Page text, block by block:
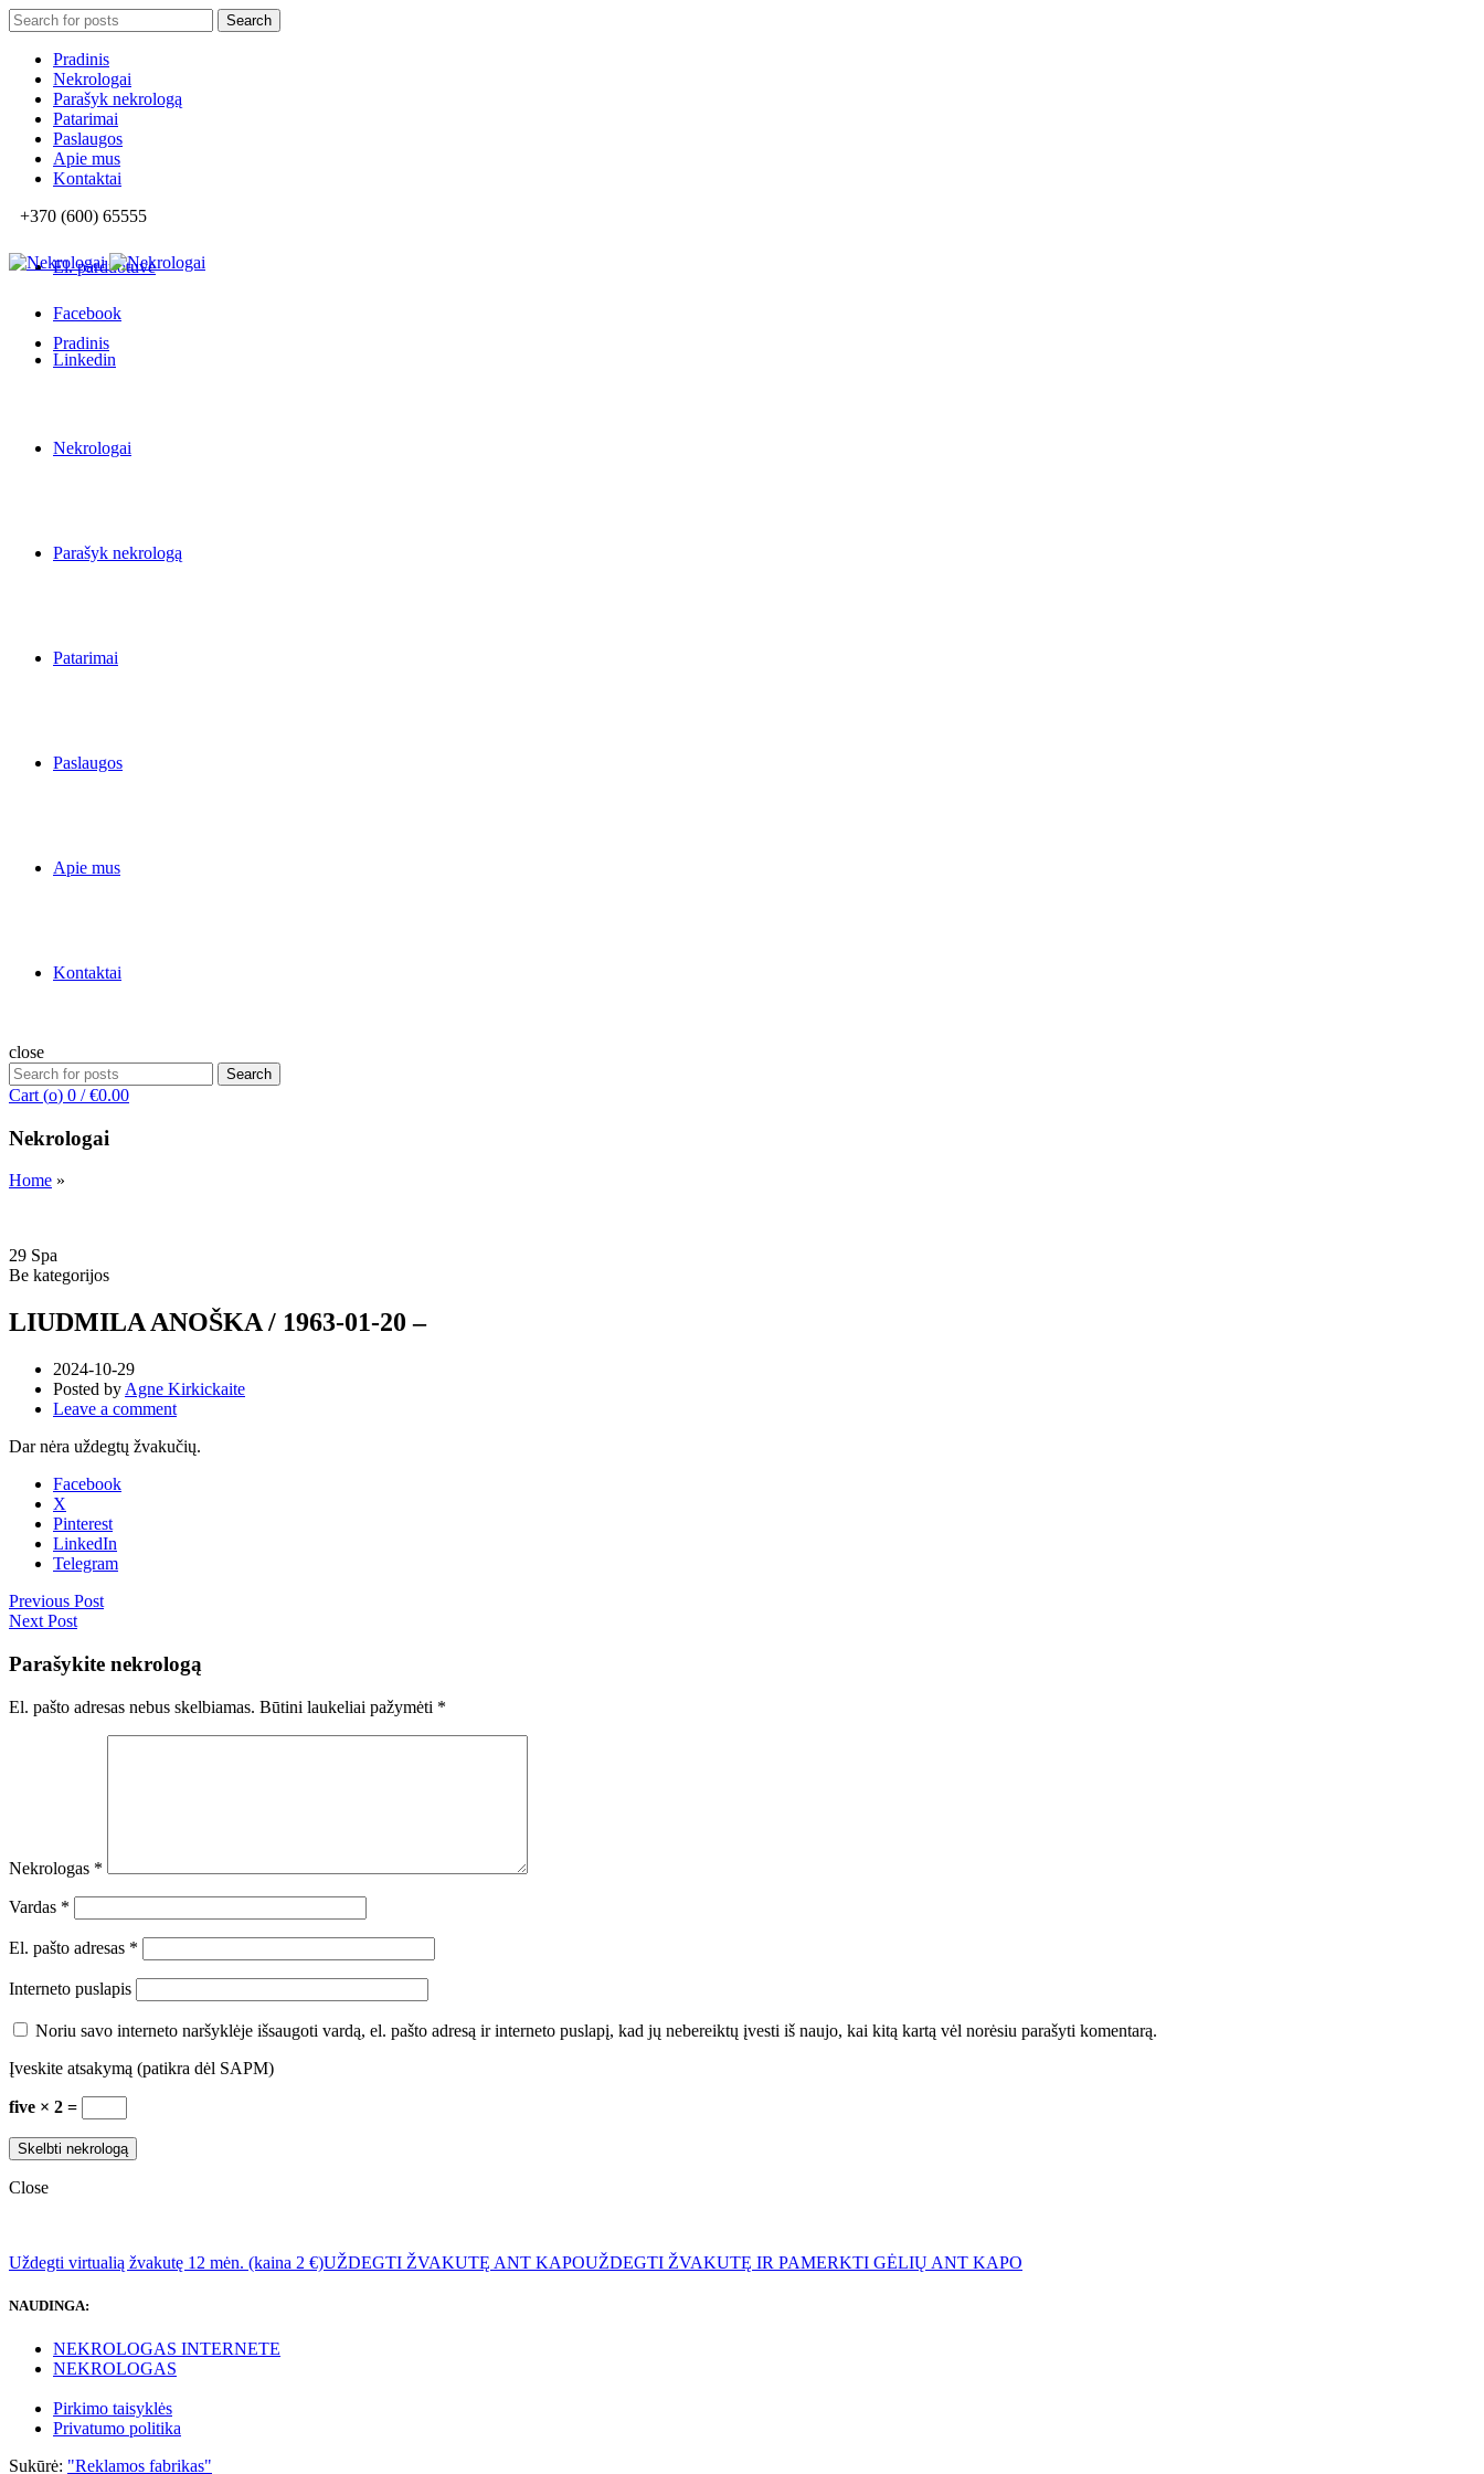
Search
for:
Search
Pradinis
Nekrologai
Parašyk nekrologą
Patarimai
Paslaugos
Apie mus
Kontaktai
+370 (600) 65555
El. parduotuvė
Facebook
Linkedin
Pradinis
Nekrologai
Parašyk nekrologą
Patarimai
Paslaugos
Apie mus
Kontaktai
close
Search
for:
Search
Cart (o) 0 / €0.00
Nekrologai
Home »
29 Spa
Be kategorijos
LIUDMILA ANOŠKA / 1963-01-20 –
2024-10-29
Posted by Agne Kirkickaite
Leave a comment
Dar nėra uždegtų žvakučių.
Facebook
X
Pinterest
LinkedIn
Telegram
Previous Post
Next Post
Parašykite nekrologą
El. pašto adresas nebus skelbiamas. Būtini laukeliai pažymėti *
Nekrologas *
Vardas *
El. pašto adresas *
Interneto puslapis
Noriu savo interneto naršyklėje išsaugoti vardą, el. pašto adresą ir interneto puslapį, kad jų nebereiktų įvesti iš naujo, kai kitą kartą vėl norėsiu parašyti komentarą.
Įveskite atsakymą (patikra dėl SAPM)
five × 2 =
Close
Uždegti virtualią žvakutę 12 mėn. (kaina 2 €)UŽDEGTI ŽVAKUTĘ ANT KAPOUŽDEGTI ŽVAKUTĘ IR PAMERKTI GĖLIŲ ANT KAPO
NAUDINGA:
NEKROLOGAS INTERNETE
NEKROLOGAS
Pirkimo taisyklės
Privatumo politika
Sukūrė: "Reklamos fabrikas"